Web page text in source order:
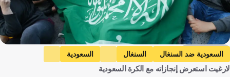
Getty Images
السعودية ضد السنغال السنغال
السعودية
المباريات الودية
السعودية ضد أوروجواي
لارغيت استعرض إنجازاته مع الكرة السعودية